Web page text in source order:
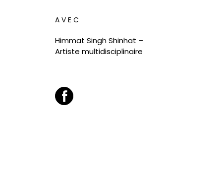
AVEC
Himmat Singh Shinhat –
Artiste multidisciplinaire